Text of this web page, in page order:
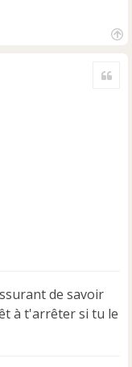
de savoir
à t'arrêter si tu le